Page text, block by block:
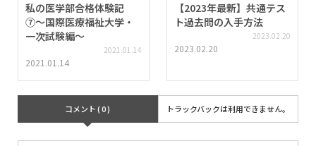
私の医学部合格体験記
⑦〜国際医療福祉大学・
一次試験編〜
2021.01.14
2021.01.14
【2023年最新】共通テス
ト過去問の入手方法
2023.02.20
2023.02.20
コメント ( 0 ) トラックバックは利用できません。